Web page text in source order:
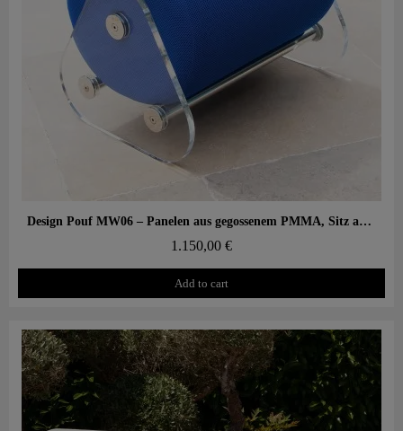
Aperçu rapide Design Pouf MW06 – Panelen aus gegossenem PMMA, Sitz aus Alveolarschaum
1.150,00 €
Add to cart